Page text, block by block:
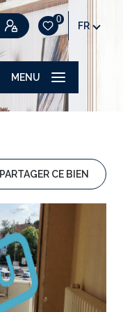
0
FR
MENU
PARTAGER CE BIEN